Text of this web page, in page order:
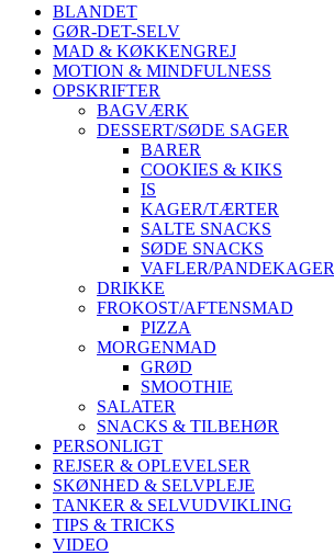
BLANDET
GØR-DET-SELV
MAD & KØKKENGREJ
MOTION & MINDFULNESS
OPSKRIFTER
BAGVÆRK
DESSERT/SØDE SAGER
BARER
COOKIES & KIKS
IS
KAGER/TÆRTER
SALTE SNACKS
SØDE SNACKS
VAFLER/PANDEKAGER
DRIKKE
FROKOST/AFTENSMAD
PIZZA
MORGENMAD
GRØD
SMOOTHIE
SALATER
SNACKS & TILBEHØR
PERSONLIGT
REJSER & OPLEVELSER
SKØNHED & SELVPLEJE
TANKER & SELVUDVIKLING
TIPS & TRICKS
VIDEO